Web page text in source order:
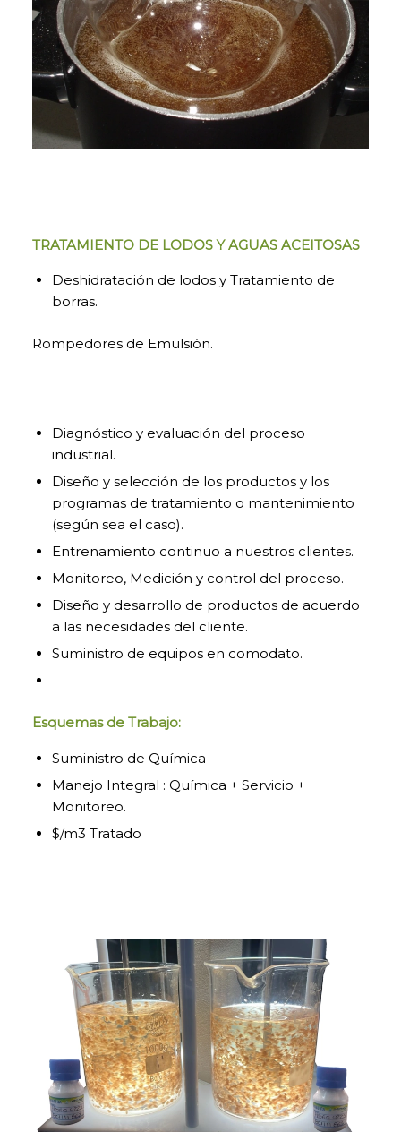
TRATAMIENTO DE LODOS Y AGUAS ACEITOSAS
Deshidratación de lodos y Tratamiento de
borras.
Rompedores de Emulsión.
Diagnóstico y evaluación del proceso
industrial.
Diseño y selección de los productos y los
programas de tratamiento o mantenimiento
(según sea el caso).
Entrenamiento continuo a nuestros clientes.
Monitoreo, Medición y control del proceso.
Diseño y desarrollo de productos de acuerdo
a las necesidades del cliente.
Suministro de equipos en comodato.
Esquemas de Trabajo:
Suministro de Química
Manejo Integral : Química + Servicio +
Monitoreo.
$/m3 Tratado